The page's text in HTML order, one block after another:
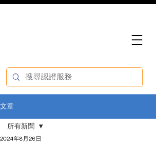
文章
所有新聞
2024年8月26日